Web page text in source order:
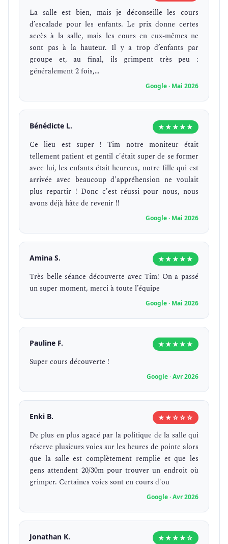
La salle est bien, mais je déconseille les cours
d’escalade pour les enfants. Le prix donne certes
accès à la salle, mais les cours en eux-mêmes ne
sont pas à la hauteur. Il y a trop d’enfants par
groupe et, au final, ils grimpent très peu :
généralement 2 fois,…
Google · Mai 2026
Bénédicte L. ★★★★★
Ce lieu est super ! Tim notre moniteur était
tellement patient et gentil c'était super de se former
avec lui, les enfants était heureux, notre fille qui est
arrivée avec beaucoup d'appréhension ne voulait
plus repartir ! Donc c'est réussi pour nous, nous
avons déjà hâte de revenir !!
Google · Mai 2026
Amina S. ★★★★★
Très belle séance découverte avec Tim! On a passé
un super moment, merci à toute l’équipe
Google · Mai 2026
Pauline F. ★★★★★
Super cours découverte !
Google · Avr 2026
Enki B. ★★☆☆☆
De plus en plus agacé par la politique de la salle qui
réserve plusieurs voies sur les heures de pointe alors
que la salle est complètement remplie et que les
gens attendent 20/30m pour trouver un endroit où
grimper. Certaines voies sont en cours d'ou
Google · Avr 2026
Jonathan K. ★★★★☆